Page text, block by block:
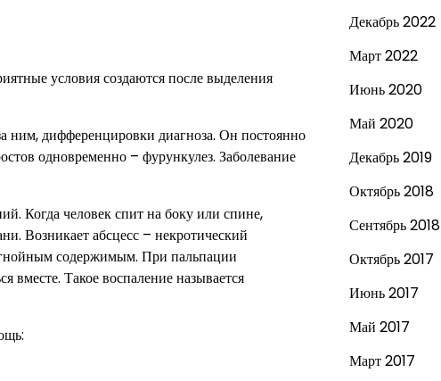
условия создаются после выделения
ним, дифференцировки диагноза. Он постоянно
одновременно – фурункулез. Заболевание
Когда человек спит на боку или спине,
Возникает абсцесс – некротический
гнойным содержимым. При пальпации
вместе. Такое воспаление называется
Декабрь 2022
Март 2022
Июнь 2020
Май 2020
Декабрь 2019
Октябрь 2018
Сентябрь 2018
Октябрь 2017
Июнь 2017
Май 2017
Март 2017